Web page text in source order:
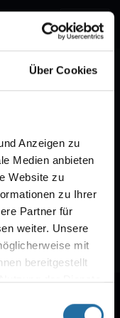
Über Cookies
Anzeigen zu
Medien anbieten
Website zu
zu Ihrer
Partner für
weiter. Unsere
mit
bereitgestellt
der Dienste
Menú
cuando
"".